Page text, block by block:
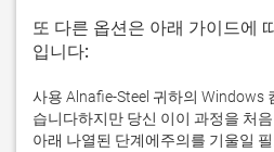
또 다른 옵션은 아래 가이드에
입니다:
사용 Alnafie-Steel 귀하의 Windows
습니다하지만 당신 이이 과정을 처
아래 나열된 단계에주의를 기울일